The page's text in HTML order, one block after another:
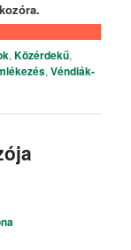
,Közérdekű,
,Véndiák-